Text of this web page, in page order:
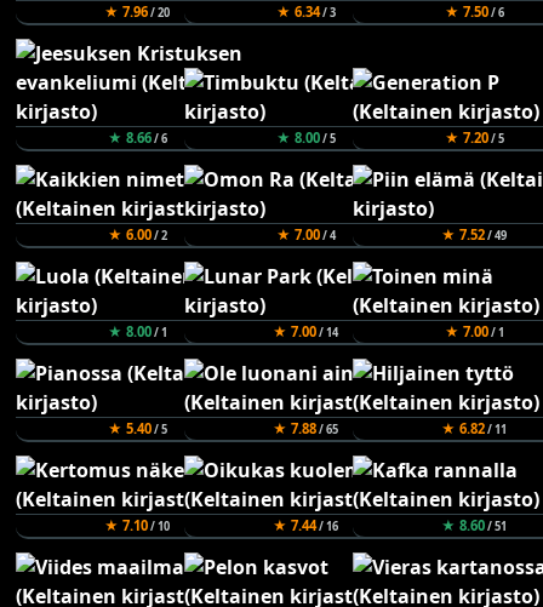
★ 7.96/ 20 ★ 6.34/ 3 ★ 7.50/ 6
★ 8.66/ 6 ★ 8.00/ 5 ★ 7.20/ 5
★ 6.00/ 2 ★ 7.00/ 4 ★ 7.52/ 49
★ 8.00/ 1 ★ 7.00/ 14 ★ 7.00/ 1
★ 5.40/ 5 ★ 7.88/ 65 ★ 6.82/ 11
★ 7.10/ 10 ★ 7.44/ 16 ★ 8.60/ 51